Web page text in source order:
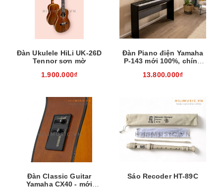
Đàn Ukulele HiLi UK-26D
Tennor sơn mờ
1.900.000₫
Đàn Piano điện Yamaha
P-143 mới 100%, chính
13.800.000₫
Đàn Classic Guitar
Yamaha CX40 - mới
Sáo Recoder HT-89C